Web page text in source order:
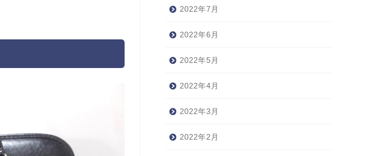
2022年7月
2022年6月
2022年5月
2022年4月
2022年3月
2022年2月